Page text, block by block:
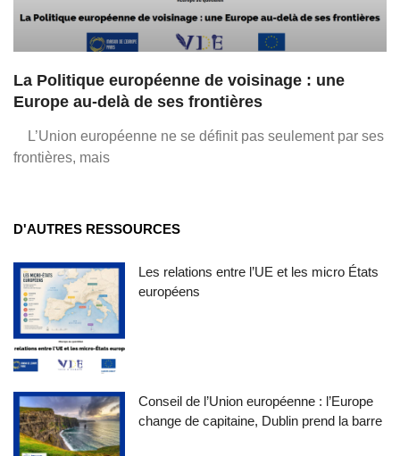
La Politique européenne de voisinage : une
Europe au-delà de ses frontières
L’Union européenne ne se définit pas seulement par ses
frontières, mais
D'AUTRES RESSOURCES
Les relations entre l’UE et les micro États
européens
Conseil de l’Union européenne : l’Europe
change de capitaine, Dublin prend la barre